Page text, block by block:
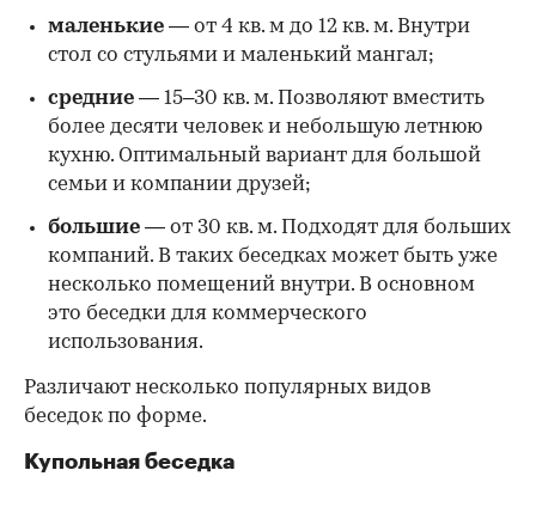
маленькие — от 4 кв. м до 12 кв. м. Внутри
стол со стульями и маленький мангал;
средние — 15–30 кв. м. Позволяют вместить
более десяти человек и небольшую летнюю
кухню. Оптимальный вариант для большой
семьи и компании друзей;
большие — от 30 кв. м. Подходят для больших
компаний. В таких беседках может быть уже
несколько помещений внутри. В основном
это беседки для коммерческого
использования.
Различают несколько популярных видов
беседок по форме.
Купольная беседка